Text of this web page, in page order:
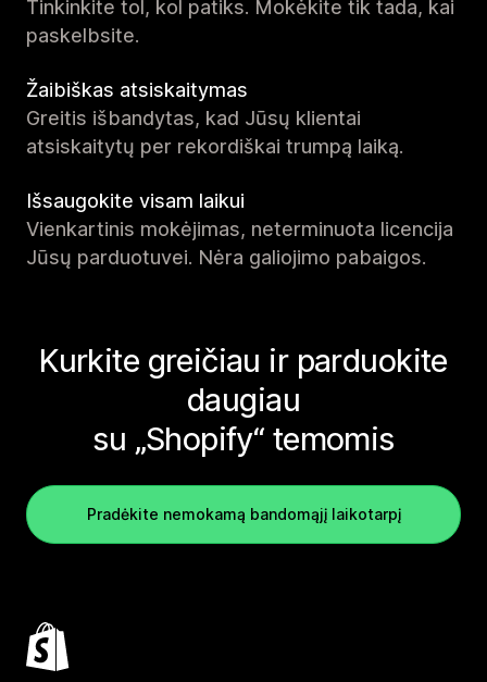
Tinkinkite tol, kol patiks. Mokėkite tik tada, kai
paskelbsite.
Žaibiškas atsiskaitymas
Greitis išbandytas, kad Jūsų klientai
atsiskaitytų per rekordiškai trumpą laiką.
Išsaugokite visam laikui
Vienkartinis mokėjimas, neterminuota licencija
Jūsų parduotuvei. Nėra galiojimo pabaigos.
Kurkite greičiau ir parduokite
daugiau
su „Shopify“ temomis
Pradėkite nemokamą bandomąjį laikotarpį